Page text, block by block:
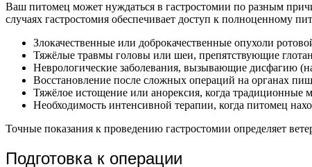
Ваш питомец может нуждаться в гастростомии по разным
случаях гастростомия обеспечивает доступ к полноценному
Злокачественные или доброкачественные опухоли
Тяжёлые травмы головы или шеи, препятствующие
Неврологические заболевания, вызывающие дисфагию
Восстановление после сложных операций на органах
Тяжёлое истощение или анорексия, когда традиционные
Необходимость интенсивной терапии, когда питомец
Точные показания к проведению гастростомии определяет
Подготовка к операции